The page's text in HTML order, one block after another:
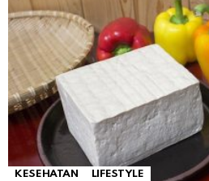
KESEHATAN LIFESTYLE